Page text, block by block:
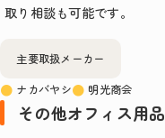
取り相談も可能です。
主要取扱メーカー
ナカバヤシ
明光商会
その他オフィス用品